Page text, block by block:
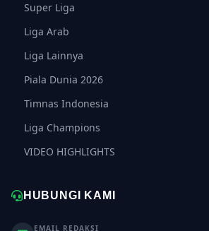
Super Liga
Liga Arab
Liga Lainnya
Piala Dunia 2026
Timnas Indonesia
Liga Champions
VIDEO HIGHLIGHTS
HUBUNGI KAMI
EMAIL REDAKSI